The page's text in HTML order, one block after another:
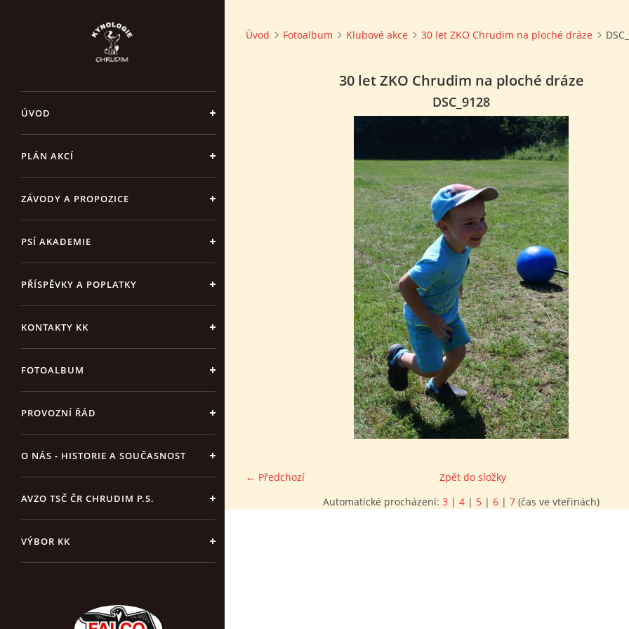
ÚVOD
PLÁN AKCÍ
ZÁVODY A PROPOZICE
PSÍ AKADEMIE
PŘÍSPĚVKY A POPLATKY
KONTAKTY KK
FOTOALBUM
PROVOZNÍ ŘÁD
O NÁS - HISTORIE A SOUČASNOST
AVZO TSČ ČR CHRUDIM P.S.
VÝBOR KK
Úvod Fotoalbum Klubové akce 30 let ZKO Chrudim na ploché dráze
30 let ZKO Chrudim na ploché dráze
DSC_9128
← Předchozí
Zpět do složky
Automatické procházení: 3 | 4 | 5 | 6 | 7 (čas ve vteřinách)